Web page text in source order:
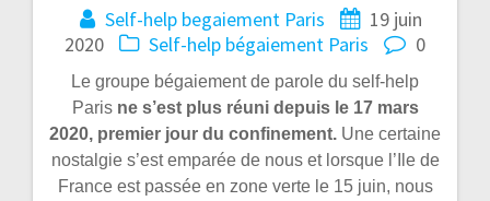
Self-help begaiement Paris
19 juin
2020
Self-help bégaiement Paris 0
Le groupe bégaiement de parole du self-help
Paris ne s’est plus réuni depuis le 17 mars
2020, premier jour du confinement. Une certaine
nostalgie s’est emparée de nous et lorsque l’Ile de
France est passée en zone verte le 15 juin, nous